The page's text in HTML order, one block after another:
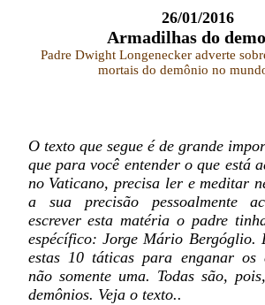
26/01/2016
Armadilhas do
Padre Dwight Longenecker adverte
mortais do demônio no
O texto que segue é de grande
que para você entender o que está
no Vaticano, precisa ler e meditar
a sua precisão pessoalmente
escrever esta matéria o padre
espécífico: Jorge Mário Bergóglio.
estas 10 táticas para enganar os
não somente uma. Todas são,
demônios. Veja o texto..